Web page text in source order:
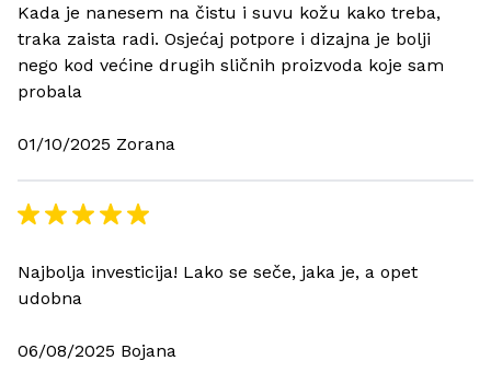
Kada je nanesem na čistu i suvu kožu kako treba,
traka zaista radi. Osjećaj potpore i dizajna je bolji
nego kod većine drugih sličnih proizvoda koje sam
probala
01/10/2025 Zorana
Najbolja investicija! Lako se seče, jaka je, a opet
udobna
06/08/2025 Bojana